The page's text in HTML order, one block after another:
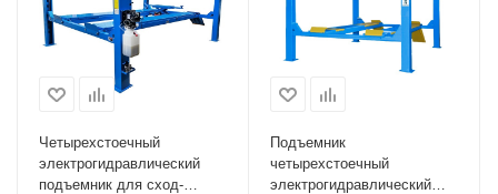
Четырехстоечный
электрогидравлический
подъемник для сход-
Подъемник
четырехстоечный
электрогидравлический